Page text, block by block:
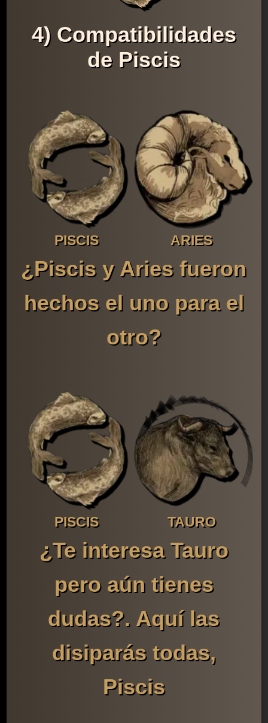
4) Compatibilidades
de Piscis
PISCIS ARIES
¿Piscis y Aries fueron
hechos el uno para el
otro?
PISCIS TAURO
¿Te interesa Tauro
pero aún tienes
dudas?. Aquí las
disiparás todas,
Piscis